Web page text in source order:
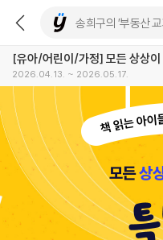
[유아/어린이/가정] 모든 상상
2026.04.13. ~ 2026.05.17.